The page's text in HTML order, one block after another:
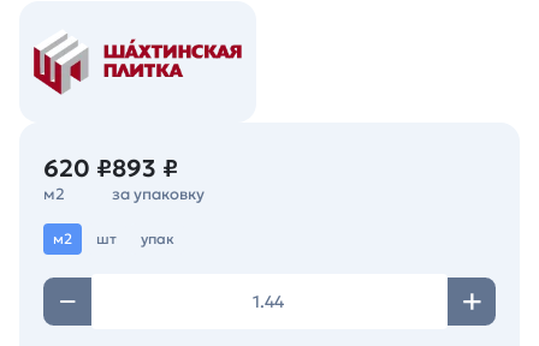
620 ₽
м2
893 ₽
за упаковку
м2 шт упак